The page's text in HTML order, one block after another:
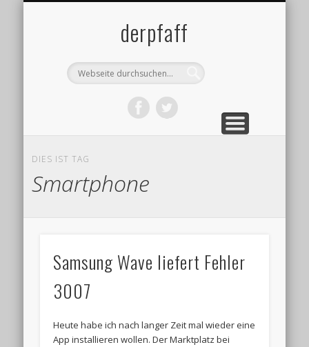
derpfaff
DIES IST TAG
Smartphone
Samsung Wave liefert Fehler
3007
Heute habe ich nach langer Zeit mal wieder eine
App installieren wollen. Der Marktplatz bei